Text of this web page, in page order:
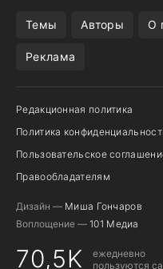
Темы Авторы О
Реклама
Редакционная политика
Политика
Пользовательское
Правообладателям
Дизайн — Миша Гончаров
Воплощение — 101 Медиа
70,5K
ежедневно
пользуются